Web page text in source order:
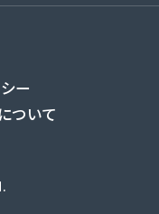
ー
ついて